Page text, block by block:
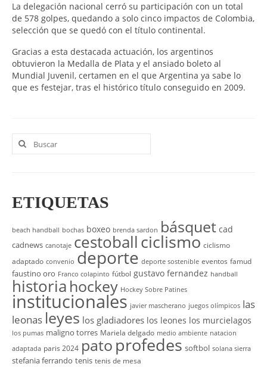
La delegación nacional cerró su participación con un total
de 578 golpes, quedando a solo cinco impactos de Colombia,
selección que se quedó con el título continental.
Gracias a esta destacada actuación, los argentinos
obtuvieron la Medalla de Plata y el ansiado boleto al
Mundial Juvenil, certamen en el que Argentina ya sabe lo
que es festejar, tras el histórico título conseguido en 2009.
Buscar
por:
ETIQUETAS
beach handball bochas boxeo brenda sardon básquet cad
cadnews canotaje cestoballciclismo ciclismo
adaptado convenio deporte deporte sostenible eventos famud
faustino oro Franco colapinto fútbol gustavo fernandez handball
historia hockey Hockey Sobre Patines
institucionales javier mascherano juegos olímpicos las
leonas leyes los gladiadores los leones los murcielagos
los pumas maligno torres Mariela delgado medio ambiente natacion
adaptada paris 2024 pato profedes softbol solana sierra
stefania ferrando tenis tenis de mesa